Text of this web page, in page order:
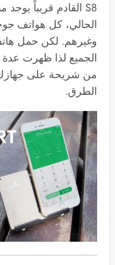
الحالي، كل هواتف
وغيرهم. لكن حمل
الجميع لذا ظهرت
الطرق.